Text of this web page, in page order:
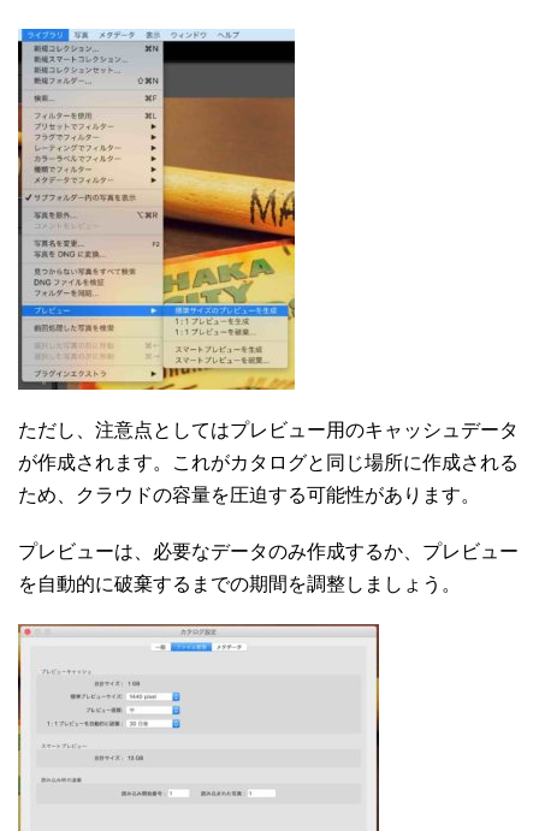
ただし、注意点としてはプレビュー用のキャッシュデータ
が作成されます。これがカタログと同じ場所に作成される
ため、クラウドの容量を圧迫する可能性があります。
プレビューは、必要なデータのみ作成するか、プレビュー
を自動的に破棄するまでの期間を調整しましょう。